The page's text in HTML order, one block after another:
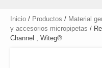
Inicio / Productos / Material
y accesorios micropipetas /
Channel , Witeg®